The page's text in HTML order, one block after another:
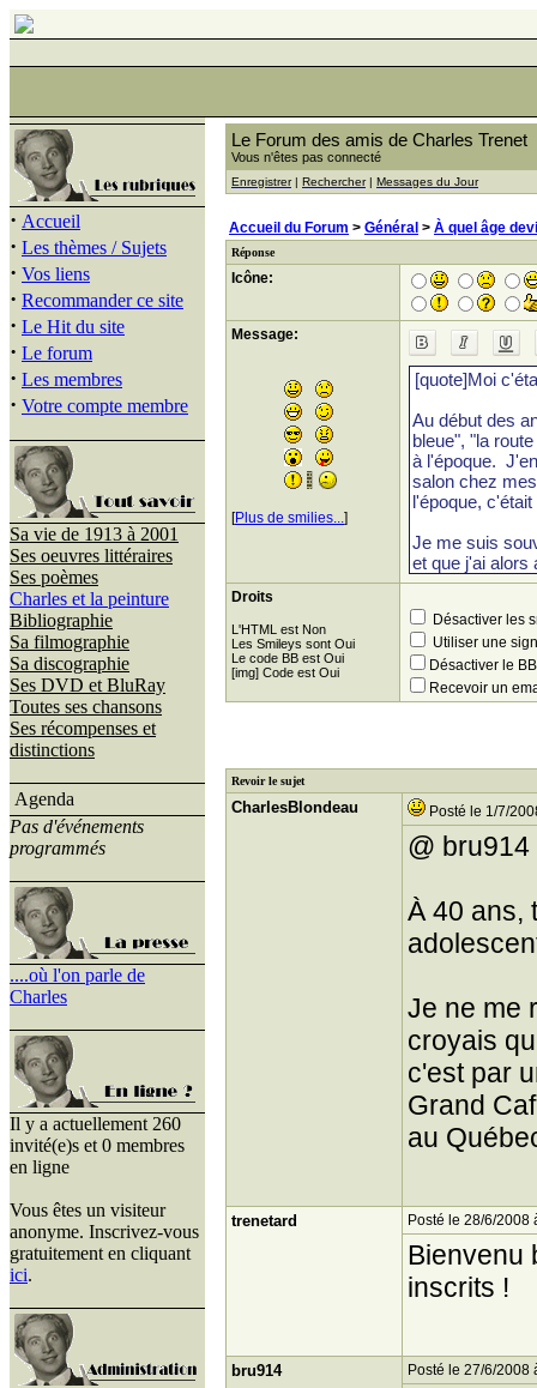
· Accueil
· Les thèmes / Sujets
· Vos liens
· Recommander ce site
· Le Hit du site
· Le forum
· Les membres
· Votre compte membre
Sa vie de 1913 à 2001
Ses oeuvres littéraires
Ses poèmes
Charles et la peinture
Bibliographie
Sa filmographie
Sa discographie
Ses DVD et BluRay
Toutes ses chansons
Ses récompenses et
distinctions
Agenda
Pas d'événements
programmés
....où l'on parle de
Charles
Il y a actuellement 260
invité(e)s et 0 membres
en ligne
Vous êtes un visiteur
anonyme. Inscrivez-vous
gratuitement en cliquant
ici.
Le Forum des amis de Charles Trenet
Vous n'êtes pas connecté
Enregistrer| Rechercher| Messages du Jour
Accueil du Forum > Général > À quel âge
Réponse
Icône:
Message:
[Plus de smilies...]
Droits
L'HTML est Non
Les Smileys sont Oui
Le code BB est Oui
[img] Code est Oui
Désactiver les
Utiliser une
Désactiver le
Recevoir un
Revoir le sujet
CharlesBlondeau Posté le 1/7/
@ bru914
À 40 ans,
Je ne me
croyais
c'est par
Grand
au
trenetard Posté le 28/6/2008
Bienvenu
inscrits !
bru914 Posté le 27/6/2008